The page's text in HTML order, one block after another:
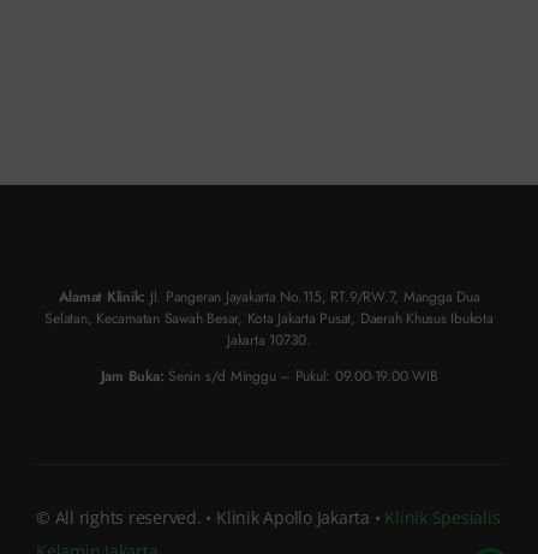
Alamat Klinik: Jl. Pangeran Jayakarta No.115, RT.9/RW.7, Mangga Dua
Selatan, Kecamatan Sawah Besar, Kota Jakarta Pusat, Daerah Khusus Ibukota
Jakarta 10730.
Jam Buka: Senin s/d Minggu – Pukul: 09.00-19.00 WIB
© All rights reserved. • Klinik Apollo Jakarta • Klinik Spesialis